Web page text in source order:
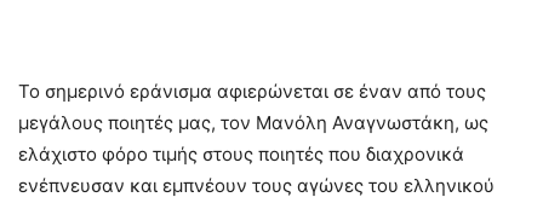
Το σημερινό εράνισμα αφιερώνεται σε έναν από τους
μεγάλους ποιητές μας, τον Μανόλη Αναγνωστάκη, ως
ελάχιστο φόρο τιμής στους ποιητές που διαχρονικά
ενέπνευσαν και εμπνέουν τους αγώνες του ελληνικού